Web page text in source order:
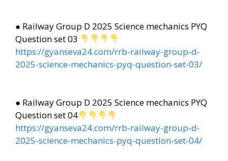
● Railway Group D 2025 Science mechanics PYQ
Question set 03
https://gyanseva24.com/rrb-railway-group-d-
2025-science-mechanics-pyq-question-set-03/
● Railway Group D 2025 Science mechanics PYQ
Question set 04
https://gyanseva24.com/rrb-railway-group-d-
2025-science-mechanics-pyq-question-set-04/